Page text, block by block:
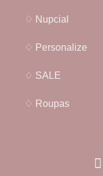
♢ Nupcial
♢ Personalize
♢ SALE
♢ Roupas